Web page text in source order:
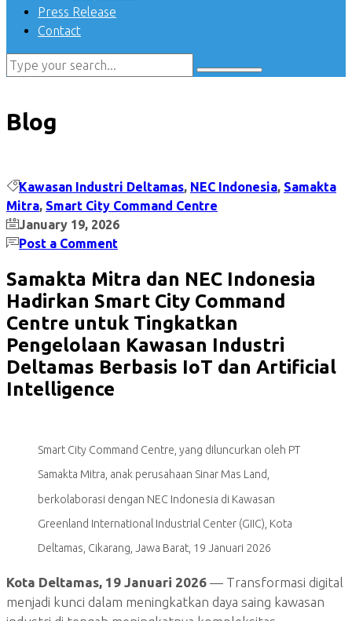
Press Release
Contact
Blog
Kawasan Industri Deltamas, NEC Indonesia, Samakta
Mitra, Smart City Command Centre
January 19, 2026
Post a Comment
Samakta Mitra dan NEC Indonesia
Hadirkan Smart City Command
Centre untuk Tingkatkan
Pengelolaan Kawasan Industri
Deltamas Berbasis IoT dan Artificial
Intelligence
Smart City Command Centre, yang diluncurkan oleh PT
Samakta Mitra, anak perusahaan Sinar Mas Land,
berkolaborasi dengan NEC Indonesia di Kawasan
Greenland International Industrial Center (GIIC), Kota
Deltamas, Cikarang, Jawa Barat, 19 Januari 2026
Kota Deltamas, 19 Januari 2026 — Transformasi digital
menjadi kunci dalam meningkatkan daya saing kawasan